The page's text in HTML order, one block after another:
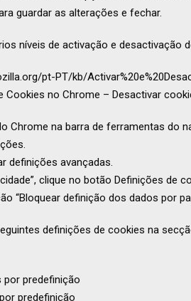
guardar as alterações e fechar.
níveis de activação e
pt-PT/kb/
Cookies no Chrome – Desactivar
Chrome na barra de ferramentas do
definições avançadas.
clique no botão Definições de
“Bloquear definição dos dados por
definições de cookies na
por predefinição
predefinição